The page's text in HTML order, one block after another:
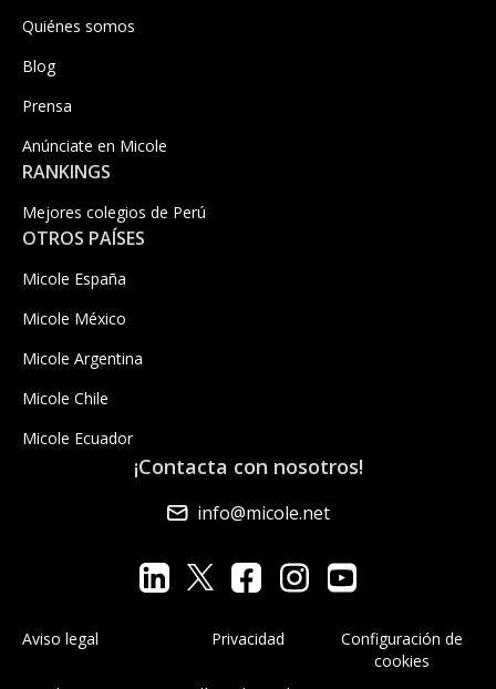
Quiénes somos
Blog
Prensa
Anúnciate en Micole
RANKINGS
Mejores colegios de Perú
OTROS PAÍSES
Micole España
Micole México
Micole Argentina
Micole Chile
Micole Ecuador
¡Contacta con nosotros!
info@micole.net
Aviso legal Privacidad
Configuración de
cookies